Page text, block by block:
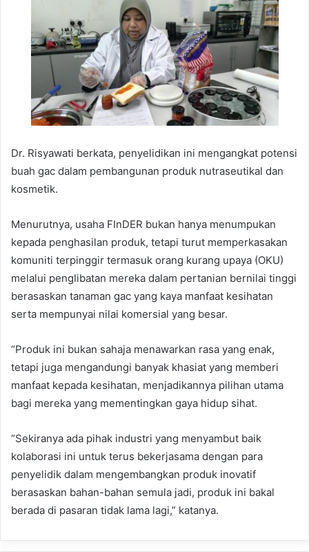
Dr. Risyawati berkata, penyelidikan ini mengangkat potensi
buah gac dalam pembangunan produk nutraseutikal dan
kosmetik.
Menurutnya, usaha FInDER bukan hanya menumpukan
kepada penghasilan produk, tetapi turut memperkasakan
komuniti terpinggir termasuk orang kurang upaya (OKU)
melalui penglibatan mereka dalam pertanian bernilai tinggi
berasaskan tanaman gac yang kaya manfaat kesihatan
serta mempunyai nilai komersial yang besar.
“Produk ini bukan sahaja menawarkan rasa yang enak,
tetapi juga mengandungi banyak khasiat yang memberi
manfaat kepada kesihatan, menjadikannya pilihan utama
bagi mereka yang mementingkan gaya hidup sihat.
“Sekiranya ada pihak industri yang menyambut baik
kolaborasi ini untuk terus bekerjasama dengan para
penyelidik dalam mengembangkan produk inovatif
berasaskan bahan-bahan semula jadi, produk ini bakal
berada di pasaran tidak lama lagi,” katanya.